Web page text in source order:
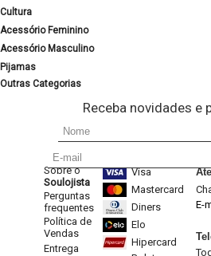
Cultura
Acessório Feminino
Acessório Masculino
Pijamas
Outras Categorias
Receba novidades e
Sobre o
Soulojista
Perguntas
frequentes
Política de
Vendas
Entrega
Visa
Mastercard
Diners
Elo
Hipercard
E-